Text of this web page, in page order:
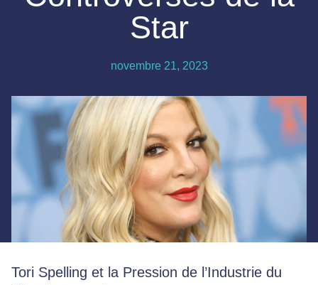
Star
novembre 21, 2023
Tori Spelling et la Pression de l’Industrie du